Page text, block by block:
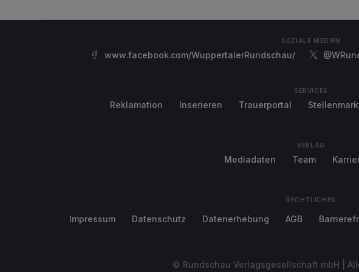
SOZIALE MEDIEN
www.facebook.com/WuppertalerRundschau/
SERVICES
Reklamation Inserieren Trauerportal
VERLAG
Mediadaten Team
RECHTLICHES
Impressum Datenschutz Datenerhebung AGB
© Rundschau Verlagsgesellschaft mbH |